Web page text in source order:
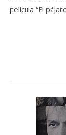
película “El